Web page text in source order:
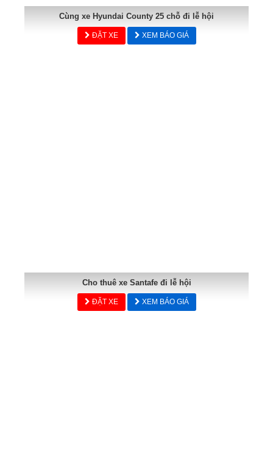
Cùng xe Hyundai County 25 chỗ đi lễ hội
ĐẶT XE XEM BÁO GIÁ
Cho thuê xe Santafe đi lễ hội
ĐẶT XE XEM BÁO GIÁ